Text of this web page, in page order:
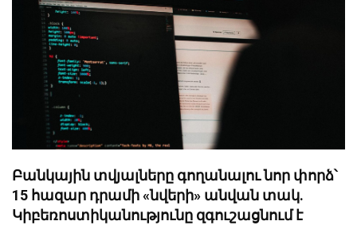
Բանկային տվյալները գողանալու նոր փորձ՝
15 հազար դրամի «նվերի» անվան տակ.
Կիբեռոստիկանությունը զգուշացնում է